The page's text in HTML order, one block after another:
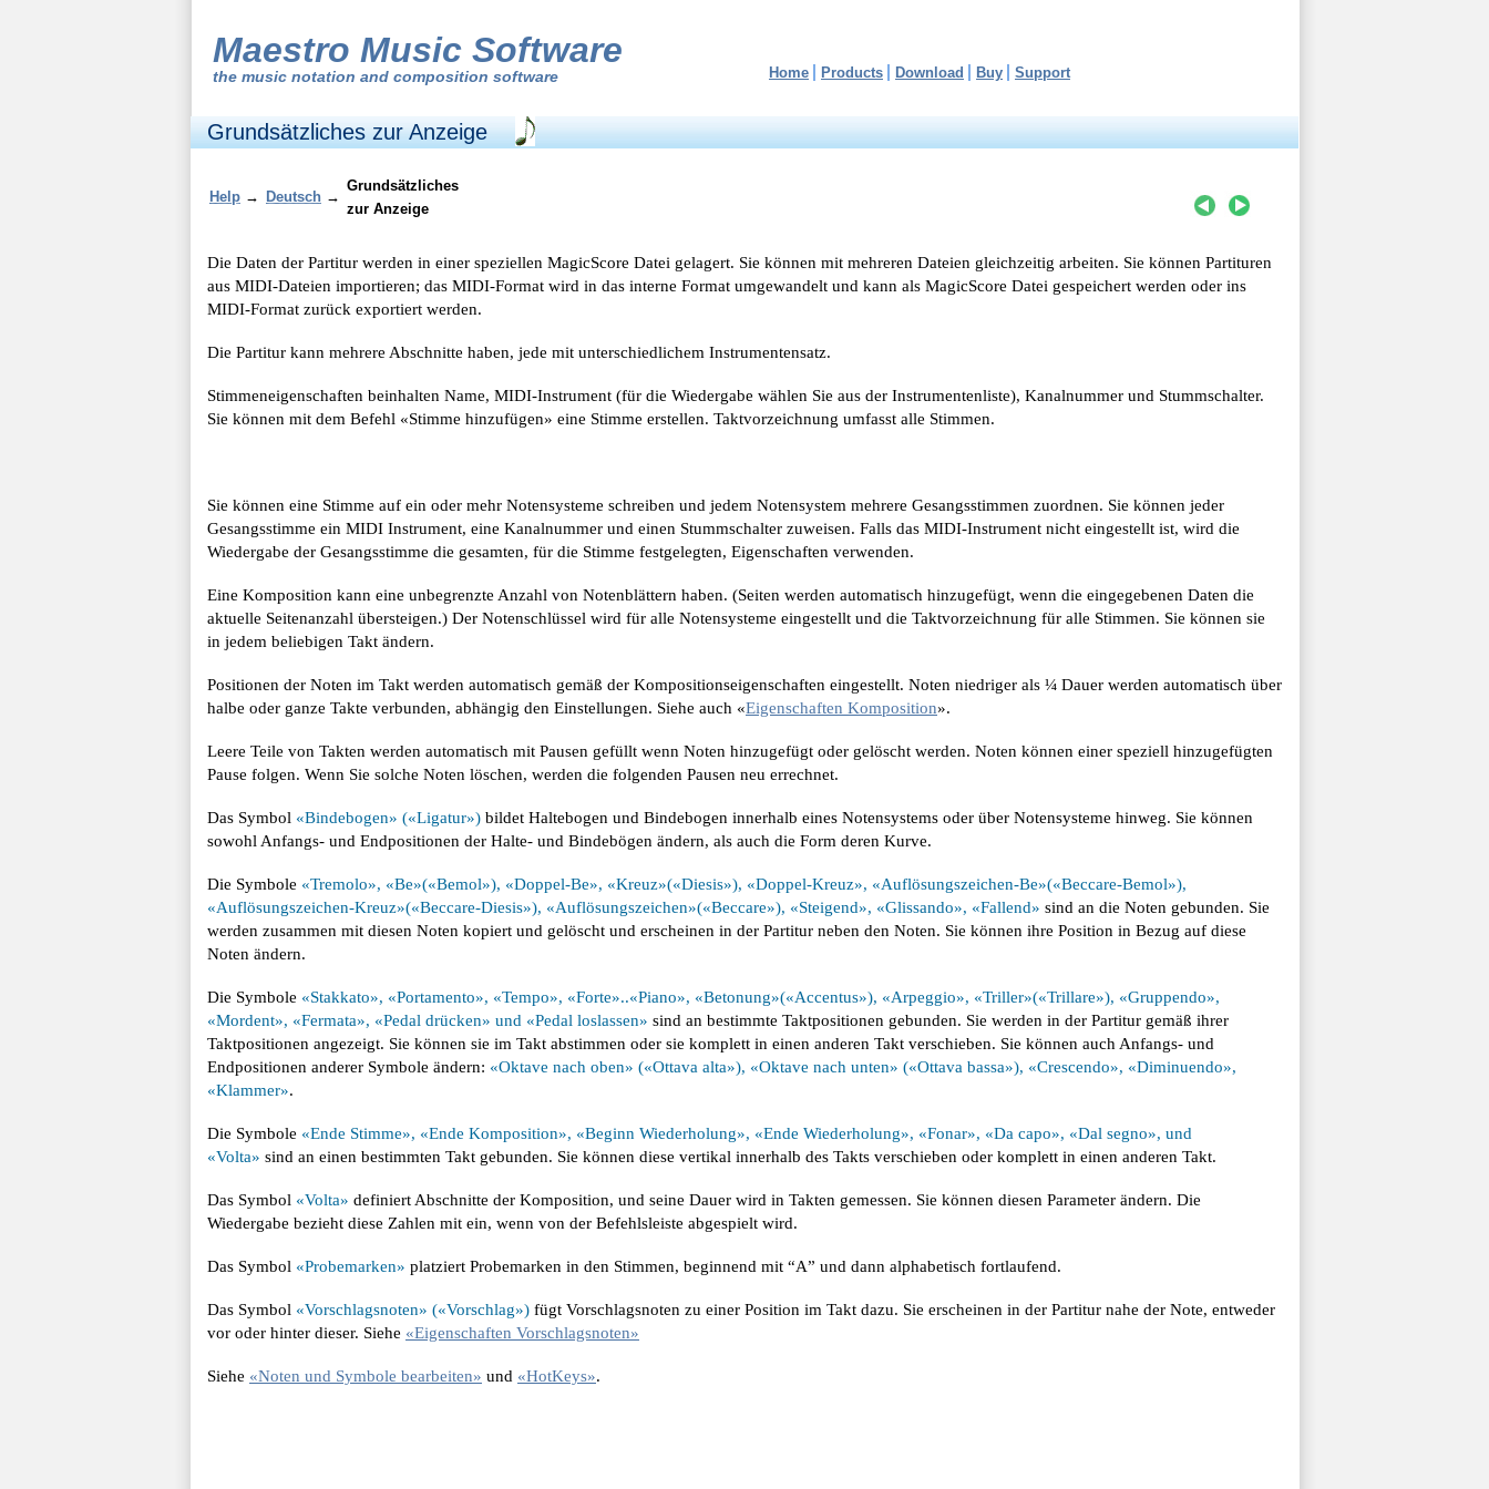
Maestro Music Software
the music notation and composition software Home Products Download Buy Support
Grundsätzliches zur Anzeige
Help → Deutsch →
Grundsätzliches
zur Anzeige
Die Daten der Partitur werden in einer speziellen MagicScore Datei gelagert. Sie können mit mehreren Dateien gleichzeitig arbeiten. Sie können Partituren
aus MIDI-Dateien importieren; das MIDI-Format wird in das interne Format umgewandelt und kann als MagicScore Datei gespeichert werden oder ins
MIDI-Format zurück exportiert werden.
Die Partitur kann mehrere Abschnitte haben, jede mit unterschiedlichem Instrumentensatz.
Stimmeneigenschaften beinhalten Name, MIDI-Instrument (für die Wiedergabe wählen Sie aus der Instrumentenliste), Kanalnummer und Stummschalter.
Sie können mit dem Befehl «Stimme hinzufügen» eine Stimme erstellen. Taktvorzeichnung umfasst alle Stimmen.
Sie können eine Stimme auf ein oder mehr Notensysteme schreiben und jedem Notensystem mehrere Gesangsstimmen zuordnen. Sie können jeder
Gesangsstimme ein MIDI Instrument, eine Kanalnummer und einen Stummschalter zuweisen. Falls das MIDI-Instrument nicht eingestellt ist, wird die
Wiedergabe der Gesangsstimme die gesamten, für die Stimme festgelegten, Eigenschaften verwenden.
Eine Komposition kann eine unbegrenzte Anzahl von Notenblättern haben. (Seiten werden automatisch hinzugefügt, wenn die eingegebenen Daten die
aktuelle Seitenanzahl übersteigen.) Der Notenschlüssel wird für alle Notensysteme eingestellt und die Taktvorzeichnung für alle Stimmen. Sie können sie
in jedem beliebigen Takt ändern.
Positionen der Noten im Takt werden automatisch gemäß der Kompositionseigenschaften eingestellt. Noten niedriger als ¼ Dauer werden automatisch über
halbe oder ganze Takte verbunden, abhängig den Einstellungen. Siehe auch «Eigenschaften Komposition».
Leere Teile von Takten werden automatisch mit Pausen gefüllt wenn Noten hinzugefügt oder gelöscht werden. Noten können einer speziell hinzugefügten
Pause folgen. Wenn Sie solche Noten löschen, werden die folgenden Pausen neu errechnet.
Das Symbol «Bindebogen» («Ligatur») bildet Haltebogen und Bindebogen innerhalb eines Notensystems oder über Notensysteme hinweg. Sie können
sowohl Anfangs- und Endpositionen der Halte- und Bindebögen ändern, als auch die Form deren Kurve.
Die Symbole «Tremolo», «Be»(«Bemol»), «Doppel-Be», «Kreuz»(«Diesis»), «Doppel-Kreuz», «Auflösungszeichen-Be»(«Beccare-Bemol»),
«Auflösungszeichen-Kreuz»(«Beccare-Diesis»), «Auflösungszeichen»(«Beccare»), «Steigend», «Glissando», «Fallend» sind an die Noten gebunden. Sie
werden zusammen mit diesen Noten kopiert und gelöscht und erscheinen in der Partitur neben den Noten. Sie können ihre Position in Bezug auf diese
Noten ändern.
Die Symbole «Stakkato», «Portamento», «Tempo», «Forte»..«Piano», «Betonung»(«Accentus»), «Arpeggio», «Triller»(«Trillare»), «Gruppendo»,
«Mordent», «Fermata», «Pedal drücken» und «Pedal loslassen» sind an bestimmte Taktpositionen gebunden. Sie werden in der Partitur gemäß ihrer
Taktpositionen angezeigt. Sie können sie im Takt abstimmen oder sie komplett in einen anderen Takt verschieben. Sie können auch Anfangs- und
Endpositionen anderer Symbole ändern: «Oktave nach oben» («Ottava alta»), «Oktave nach unten» («Ottava bassa»), «Crescendo», «Diminuendo»,
«Klammer».
Die Symbole «Ende Stimme», «Ende Komposition», «Beginn Wiederholung», «Ende Wiederholung», «Fonar», «Da capo», «Dal segno», und
«Volta» sind an einen bestimmten Takt gebunden. Sie können diese vertikal innerhalb des Takts verschieben oder komplett in einen anderen Takt.
Das Symbol «Volta» definiert Abschnitte der Komposition, und seine Dauer wird in Takten gemessen. Sie können diesen Parameter ändern. Die
Wiedergabe bezieht diese Zahlen mit ein, wenn von der Befehlsleiste abgespielt wird.
Das Symbol «Probemarken» platziert Probemarken in den Stimmen, beginnend mit “A” und dann alphabetisch fortlaufend.
Das Symbol «Vorschlagsnoten» («Vorschlag») fügt Vorschlagsnoten zu einer Position im Takt dazu. Sie erscheinen in der Partitur nahe der Note, entweder
vor oder hinter dieser. Siehe «Eigenschaften Vorschlagsnoten»
Siehe «Noten und Symbole bearbeiten» und «HotKeys».